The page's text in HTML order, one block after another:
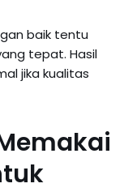
baik tentu
tepat. Hasil
jika kualitas